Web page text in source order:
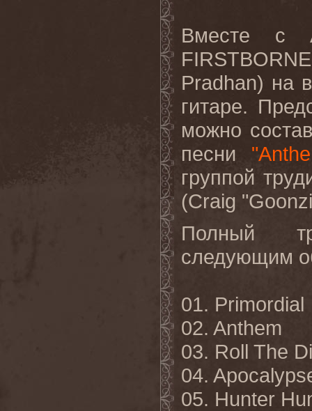
Вместе с
FIRSTBORNE
Pradhan) на
гитаре.
можно
песни
"
группой
(Craig "Goonzi
Полный
следующим
01. Primordial
02. Anthem
03. Roll The
04.
05. Hunter